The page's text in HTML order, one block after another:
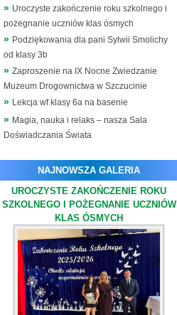
Uroczyste zakończenie roku szkolnego i
pożegnanie uczniów klas ósmych
Podziękowania dla pani Sylwii Smolichy
od klasy 3b
Zaproszenie na IX Nocne Zwiedzanie
Muzeum Drogownictwa w Szczucinie
Lekcja wf klasy 6a na basenie
Magia, nauka i relaks – nasza Sala
Doświadczania Świata
NAJNOWSZA GALERIA
UROCZYSTE ZAKOŃCZENIE ROKU
SZKOLNEGO I POŻEGNANIE UCZNIÓW
KLAS ÓSMYCH